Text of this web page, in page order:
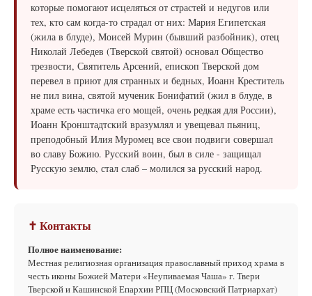
которые помогают исцеляться от страстей и недугов или
тех, кто сам когда-то страдал от них: Мария Египетская
(жила в блуде), Моисей Мурин (бывший разбойник), отец
Николай Лебедев (Тверской святой) основал Общество
трезвости, Святитель Арсений, епископ Тверской дом
перевел в приют для странных и бедных, Иоанн Креститель
не пил вина, святой мученик Бонифатий (жил в блуде, в
храме есть частичка его мощей, очень редкая для России),
Иоанн Кронштадтский вразумлял и увещевал пьяниц,
преподобный Илия Муромец все свои подвиги совершал
во славу Божию. Русский воин, был в силе - защищал
Русскую землю, стал слаб – молился за русский народ.
✝ Контакты
Полное наименование:
Местная религиозная организация православный приход храма в
честь иконы Божией Матери «Неупиваемая Чаша» г. Твери
Тверской и Кашинской Епархии РПЦ (Московский Патриархат)